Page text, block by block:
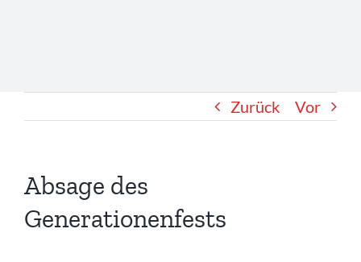
Zurück Vor
Absage des
Generationenfests